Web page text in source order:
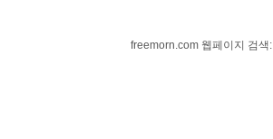
freemorn.com 웹페이지 검색: